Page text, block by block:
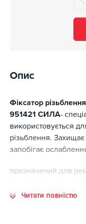
Опис
Фіксатор
951421 СИЛА-
використовується
різьблення. Захищає
запобігає
призначений для
використовуватися
Читати повністю